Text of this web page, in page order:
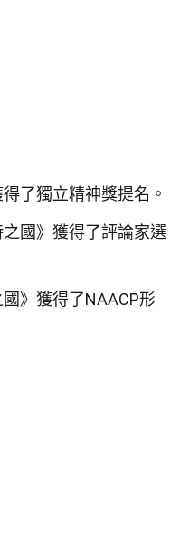
了獨立精神獎提名。
國》獲得了評論家選
》獲得了NAACP形